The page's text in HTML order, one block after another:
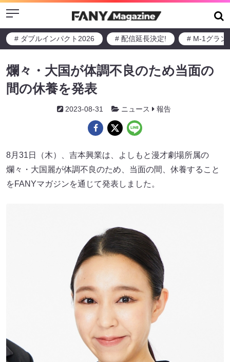
Menu
# ダブルインパクト2026 # 配信延長決定! # M-1グラン
爛々・大国が体調不良のため当面の
間の休養を発表
2023-08-31 ニュース 報告
8月31日（木）、吉本興業は、よしもと漫才劇場所属の
爛々・大国麗が体調不良のため、当面の間、休養すること
をFANYマガジンを通じて発表しました。